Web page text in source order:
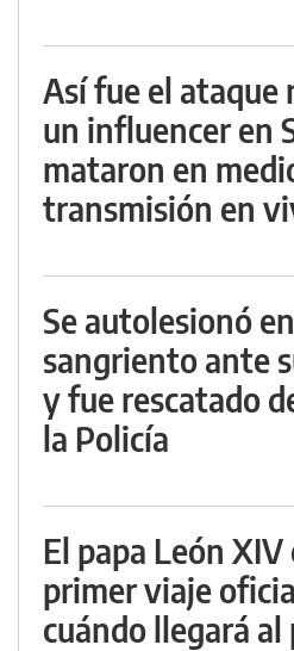
Así fue el
un influencer en
mataron en
transmisión en
Se autolesionó
sangriento ante
y fue rescatado
la Policía
El papa León
primer viaje
cuándo llegará al